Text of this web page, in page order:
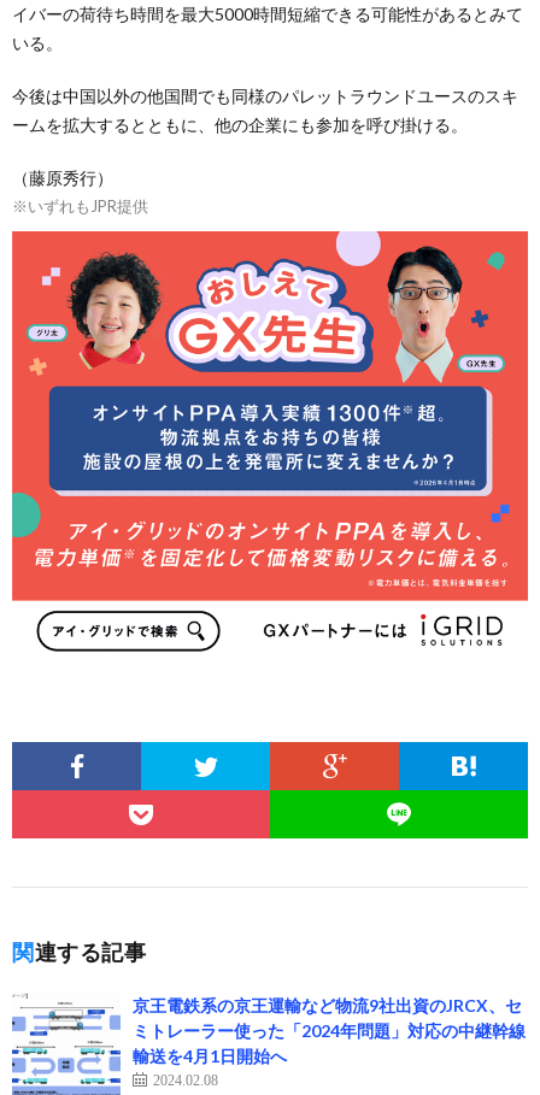
イバーの荷待ち時間を最大5000時間短縮できる可能性があるとみて
いる。
今後は中国以外の他国間でも同様のパレットラウンドユースのスキ
ームを拡大するとともに、他の企業にも参加を呼び掛ける。
（藤原秀行）
※いずれもJPR提供
関連する記事
京王電鉄系の京王運輸など物流9社出資のJRCX、セ
ミトレーラー使った「2024年問題」対応の中継幹線
輸送を4月1日開始へ
2024.02.08